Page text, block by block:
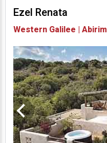
Availability and
Prices
Ezel Renata
Western Galilee | Abirim